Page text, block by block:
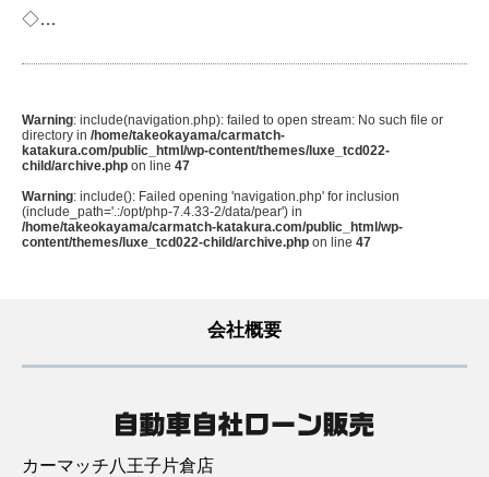
◇…
Warning: include(navigation.php): failed to open stream: No such file or
directory in /home/takeokayama/carmatch-
katakura.com/public_html/wp-content/themes/luxe_tcd022-
child/archive.php on line 47
Warning: include(): Failed opening 'navigation.php' for inclusion
(include_path='.:/opt/php-7.4.33-2/data/pear') in
/home/takeokayama/carmatch-katakura.com/public_html/wp-
content/themes/luxe_tcd022-child/archive.php on line 47
会社概要
カーマッチ八王子片倉店